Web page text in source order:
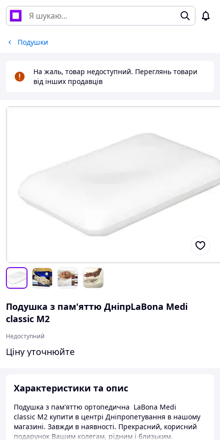
Подушки
На жаль, товар недоступний. Переглянь товари
від інших продавців
Подушка з пам'яттю ДніпрLaBona Medi
classic M2
Недоступний
Ціну уточнюйте
Характеристики та опис
Подушка з пам'яттю ортопедична LaBona Medi
classic M2 купити в центрі Дніпропетування в нашому
магазині. Завжди в наявності. Прекрасний, корисний
подарунок Вашим колегам, рідним і близьким.